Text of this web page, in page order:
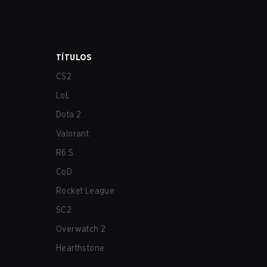
TÍTULOS
CS2
LoL
Dota 2
Valorant
R6:S
CoD
Rocket League
SC2
Overwatch 2
Hearthstone